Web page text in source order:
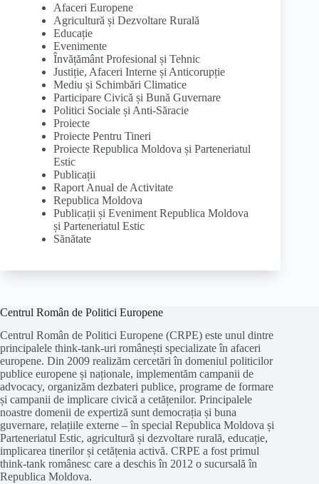
Afaceri Europene
Agricultură și Dezvoltare Rurală
Educație
Evenimente
Învățământ Profesional și Tehnic
Justiție, Afaceri Interne și Anticorupție
Mediu și Schimbări Climatice
Participare Civică și Bună Guvernare
Politici Sociale și Anti-Săracie
Proiecte
Proiecte Pentru Tineri
Proiecte Republica Moldova și Parteneriatul
Estic
Publicații
Raport Anual de Activitate
Republica Moldova
Publicații și Eveniment Republica Moldova
și Parteneriatul Estic
Sănătate
Centrul Român de Politici Europene
Centrul Român de Politici Europene (CRPE) este unul dintre
principalele think-tank-uri românești specializate în afaceri
europene. Din 2009 realizăm cercetări în domeniul politicilor
publice europene și naționale, implementăm campanii de
advocacy, organizăm dezbateri publice, programe de formare
și campanii de implicare civică a cetățenilor. Principalele
noastre domenii de expertiză sunt democrația și buna
guvernare, relațiile externe – în special Republica Moldova și
Parteneriatul Estic, agricultură și dezvoltare rurală, educație,
implicarea tinerilor și cetățenia activă. CRPE a fost primul
think-tank românesc care a deschis în 2012 o sucursală în
Republica Moldova.